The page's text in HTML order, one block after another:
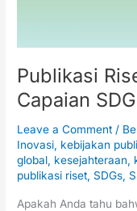
Publikasi
Capaian
Leave a Comment /
Inovasi, kebijakan
global, kesejahteraan,
publikasi riset,SDGs,
Apakah Anda tahu